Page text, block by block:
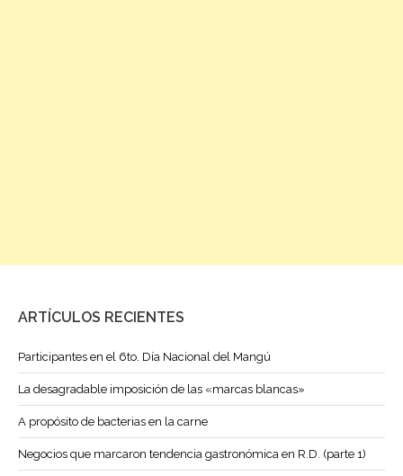
ARTÍCULOS RECIENTES
Participantes en el 6to. Día Nacional del Mangú
La desagradable imposición de las «marcas blancas»
A propósito de bacterias en la carne
Negocios que marcaron tendencia gastronómica en R.D. (parte 1)